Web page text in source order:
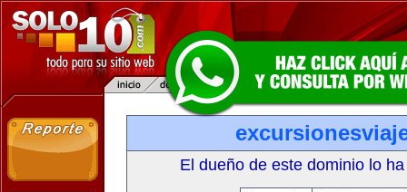
El dueño de este dominio lo